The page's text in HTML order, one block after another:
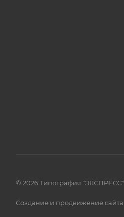
© 2026 Типография "ЭКСПРЕСС"
Создание и продвижение сайта